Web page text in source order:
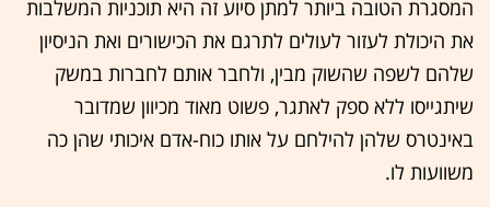
המסגרת הטובה ביותר למתן סיוע זה היא תוכניות המשלבות
את היכולת לעזור לעולים לתרגם את הכישורים ואת הניסיון
שלהם לשפה שהשוק מבין, ולחבר אותם לחברות במשק
שיתגייסו ללא ספק לאתגר, פשוט מאוד מכיוון שמדובר
באינטרס שלהן להילחם על אותו כוח-אדם איכותי שהן כה
משוועות לו.